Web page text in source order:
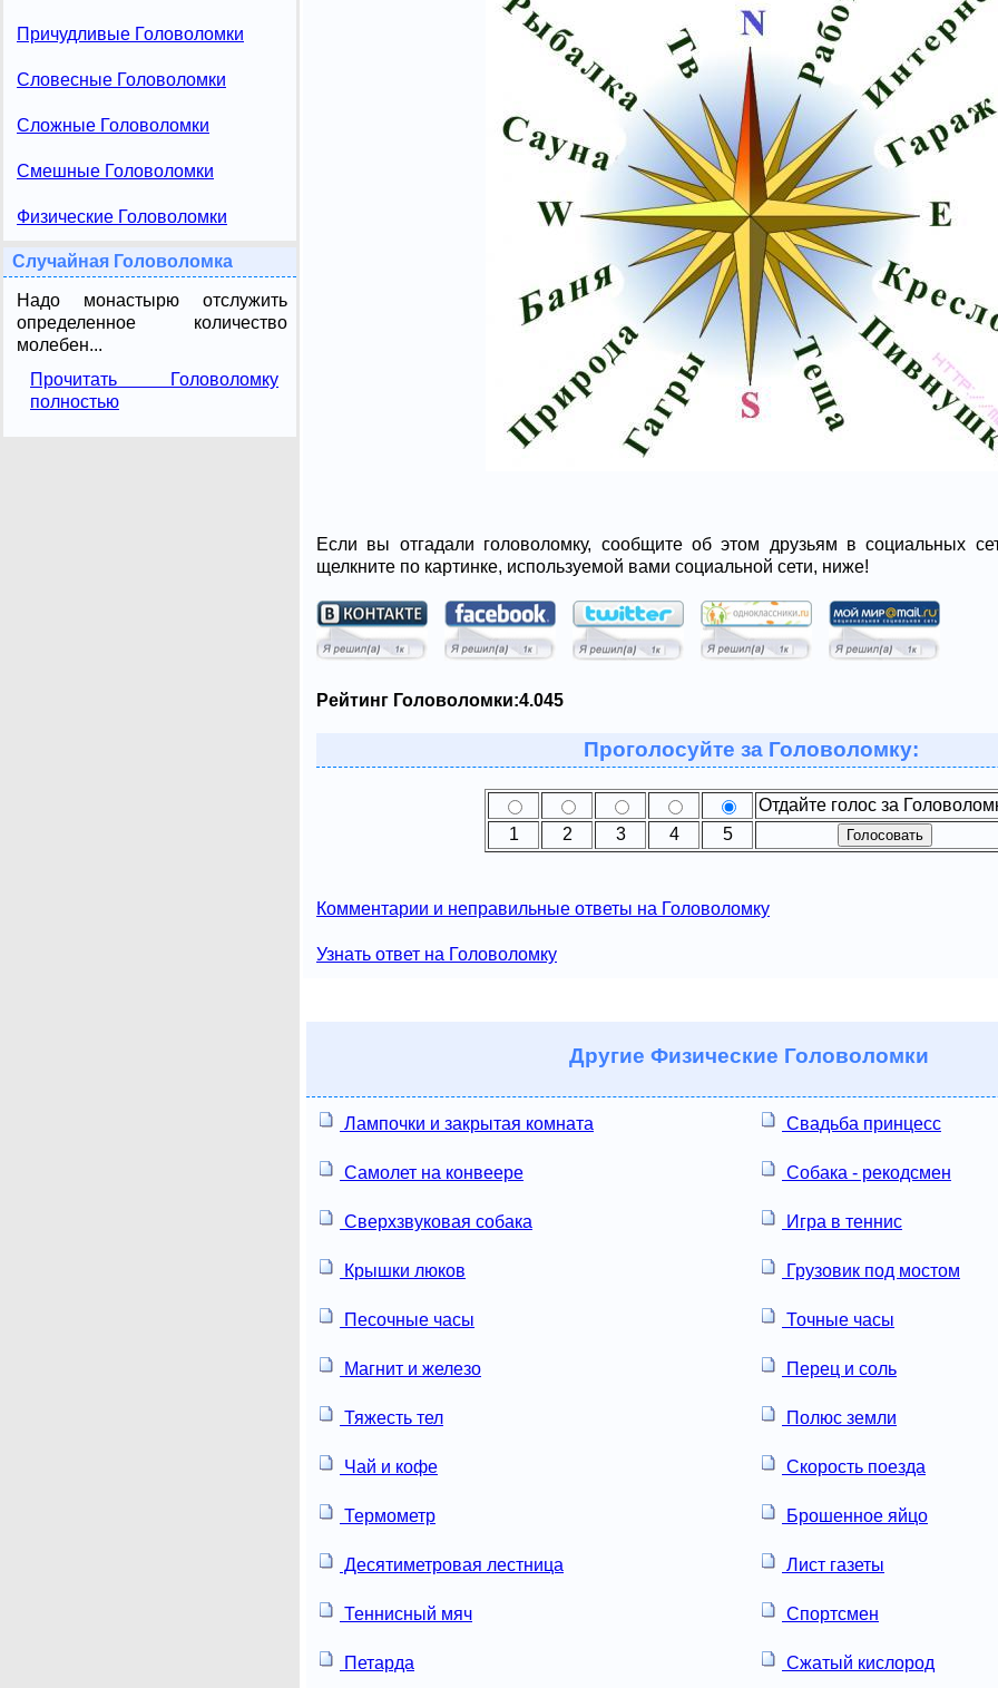
Причудливые Головоломки
Словесные Головоломки
Сложные Головоломки
Смешные Головоломки
Физические Головоломки
Случайная Головоломка
Надо монастырю отслужить
определенное количество
молебен...
Прочитать Головоломку
полностью
Если вы отгадали головоломку, сообщите об этом друзьям в социальных
щелкните по картинке, используемой вами социальной сети, ниже!
Рейтинг Головоломки:4.045
Проголосуйте за Головоломку:
Отдайте голос за
1
2 3 4 5
Комментарии и неправильные ответы на Головоломку
Узнать ответ на Головоломку
Другие Физические Головоломки
Лампочки и закрытая комната Свадьба принцесс
Самолет на конвеере Собака - рекодсмен
Сверхзвуковая собака Игра в теннис
Крышки люков Грузовик под мостом
Песочные часы Точные часы
Магнит и железо Перец и соль
Тяжесть тел Полюс земли
Чай и кофе Скорость поезда
Термометр Брошенное яйцо
Десятиметровая лестница Лист газеты
Теннисный мяч Спортсмен
Петарда Сжатый кислород